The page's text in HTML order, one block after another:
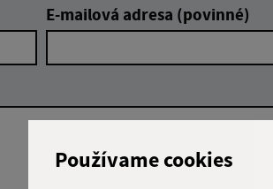
Používame cookies
E-mailová adresa (povinné)